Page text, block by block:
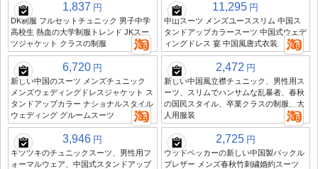
1,837 円
DK制服 フルセットチュニック 男子中学
高校生 熱血の大学制服トレンド JKスー
ツジャケット クラスの制服
11,295 円
中山スーツ メンズユーススリム 中国ス
タンドアップカラースーツ 中国式ウェデ
ィングドレス 宴 中国風唐式衣装
6,720 円
新しい中国のスーツ メンズチュニック
メンズウェディングドレスジャケット ス
タンドアップカラー ナショナルスタイル
ウェディング グルームスーツ
2,472 円
新しい中国風立襟チュニック、男性用ス
ーツ、スリムでハンサムな乱暴者、春秋
の国民スタイル、卒業クラスの制服、大
人用服装
3,946 円
キツツキのチュニックスーツ、男性用フ
ォーマルウェア、中国式スタンドアップ
2,725 円
ウッドペッカーの新しい中国製バックル
ブレザー メンズ春秋竹刺繍婚約スーツ